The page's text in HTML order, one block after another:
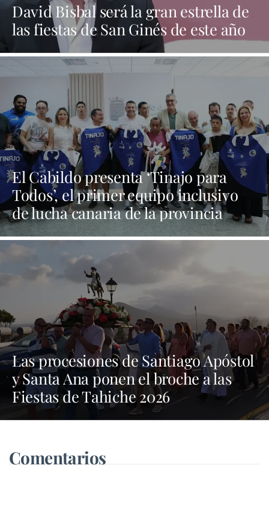
David Bisbal será la gran estrella de
las fiestas de San Ginés de este año
El Cabildo presenta ‘Tinajo para
Todos’, el primer equipo inclusivo
de lucha canaria de la provincia
Las procesiones de Santiago Apóstol
y Santa Ana ponen el broche a las
Fiestas de Tahiche 2026
Comentarios